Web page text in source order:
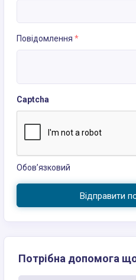
Повідомлення *
Captcha
Обов’язковий
Відправити
Потрібна допомога